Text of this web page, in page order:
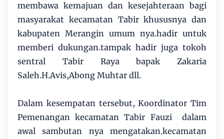
membawa kemajuan dan kesejahteraan bagi
masyarakat kecamatan Tabir khususnya dan
kabupaten Merangin umum nya.hadir untuk
memberi dukungan.tampak hadir juga tokoh
sentral Tabir Raya bapak Zakaria
Saleh.H.Avis,Abong Muhtar dll.
Dalam kesempatan tersebut, Koordinator Tim
Pemenangan kecamatan Tabir Fauzi dalam
awal sambutan nya mengatakan.kecamatan